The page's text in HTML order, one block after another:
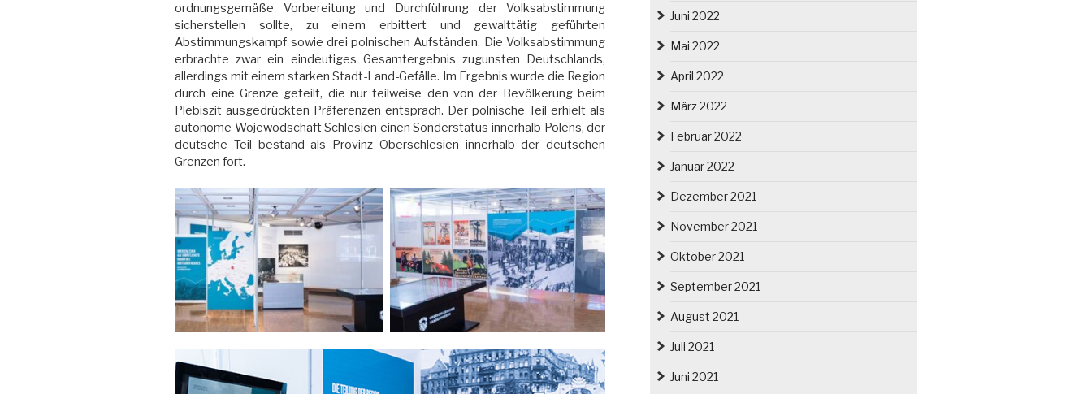
ordnungsgemäße Vorbereitung und Durchführung der Volksabstimmung
sicherstellen sollte, zu einem erbittert und gewalttätig geführten
Abstimmungskampf sowie drei polnischen Aufständen. Die Volksabstimmung
erbrachte zwar ein eindeutiges Gesamtergebnis zugunsten Deutschlands,
allerdings mit einem starken Stadt-Land-Gefälle. Im Ergebnis wurde die Region
durch eine Grenze geteilt, die nur teilweise den von der Bevölkerung beim
Plebiszit ausgedrückten Präferenzen entsprach. Der polnische Teil erhielt als
autonome Wojewodschaft Schlesien einen Sonderstatus innerhalb Polens, der
deutsche Teil bestand als Provinz Oberschlesien innerhalb der deutschen
Grenzen fort.
Juni 2022
Mai 2022
April 2022
März 2022
Februar 2022
Januar 2022
Dezember 2021
November 2021
Oktober 2021
September 2021
August 2021
Juli 2021
Juni 2021